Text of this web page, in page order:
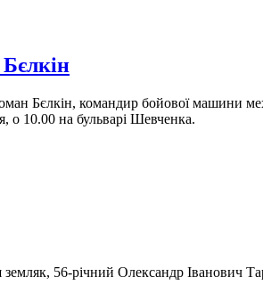
Бєлкін, командир бойової машини
о 10.00 на бульварі Шевченка.
56-річний Олександр Іванович